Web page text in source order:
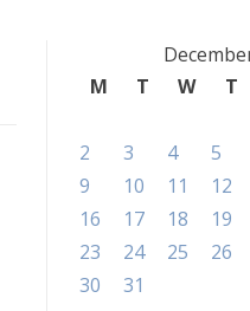
M
T W T
2
3 4 5
9
10 11 12
16
17 18 19
23
24 25 26
30
31